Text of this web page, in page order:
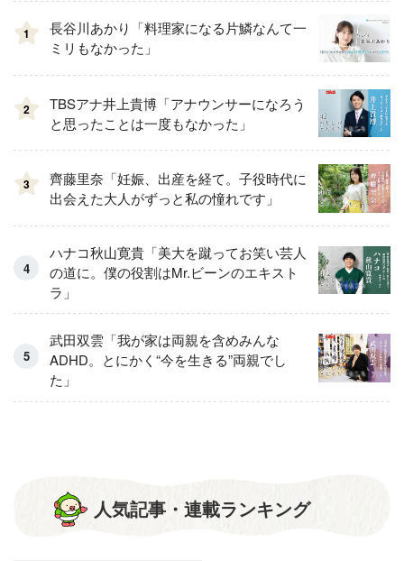
1
長谷川あかり「料理家になる片鱗なんて一
ミリもなかった」
2
TBSアナ井上貴博「アナウンサーになろう
と思ったことは一度もなかった」
3
齊藤里奈「妊娠、出産を経て。子役時代に
出会えた大人がずっと私の憧れです」
ハナコ秋山寛貴「美大を蹴ってお笑い芸人
の道に。僕の役割はMr.ビーンのエキスト
ラ」
武田双雲「我が家は両親を含めみんな
ADHD。とにかく“今を生きる”両親でし
た」
人気記事・連載ランキング